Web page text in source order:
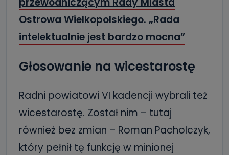
Ostrowa Wielkopolskiego. „Rada
intelektualnie jest bardzo mocna”
Głosowanie na wicestarostę
Radni powiatowi VI kadencji wybrali też
wicestarostę. Został nim – tutaj
również bez zmian – Roman Pacholczyk,
który pełnił tę funkcję w minionej